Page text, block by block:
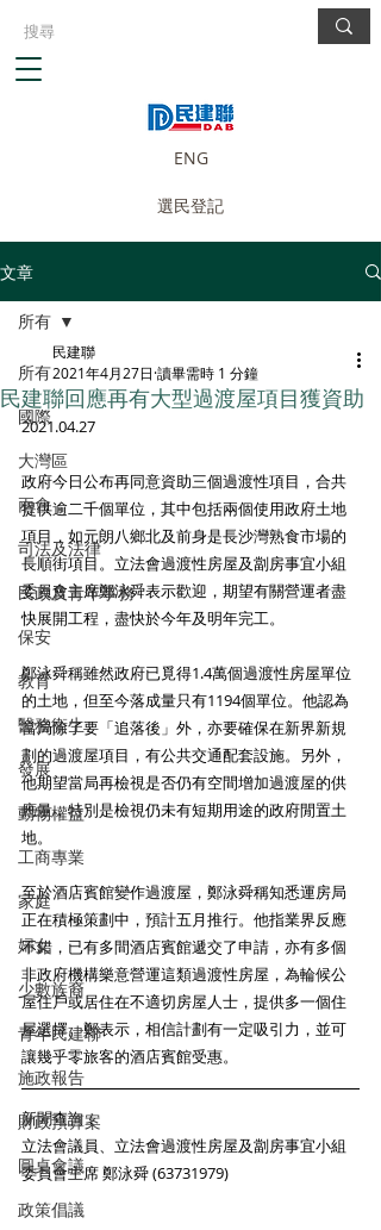
ENG
選民登記
文章
所有
國際
大灣區
兩會
司法及法律
民政及青年事務
保安
教育
醫務衛生
發展
動物權益
工商專業
家庭
婦女
少數族裔
青年民建聯
施政報告
財政預算案
圓桌會議
政策倡議
所有
民建聯回應再有大型過渡屋項目獲資助
民建聯
2021年4月27日 讀畢需時 1 分鐘
2021.04.27
政府今日公布再同意資助三個過渡性項目，合共
提供逾二千個單位，其中包括兩個使用政府土地
項目，如元朗八鄉北及前身是長沙灣熟食市場的
長順街項目。立法會過渡性房屋及劏房事宜小組
委員會主席鄭泳舜表示歡迎，期望有關營運者盡
快展開工程，盡快於今年及明年完工。
鄭泳舜稱雖然政府已覓得1.4萬個過渡性房屋單位
的土地，但至今落成量只有1194個單位。他認為
當局除了要「追落後」外，亦要確保在新界新規
劃的過渡屋項目，有公共交通配套設施。另外，
他期望當局再檢視是否仍有空間增加過渡屋的供
應量，特別是檢視仍未有短期用途的政府閒置土
地。
至於酒店賓館變作過渡屋，鄭泳舜稱知悉運房局
正在積極策劃中，預計五月推行。他指業界反應
不錯，已有多間酒店賓館遞交了申請，亦有多個
非政府機構樂意營運這類過渡性房屋，為輪候公
屋住戶或居住在不適切房屋人士，提供多一個住
屋選擇。鄭表示，相信計劃有一定吸引力，並可
讓幾乎零旅客的酒店賓館受惠。
新聞查詢：
立法會議員、立法會過渡性房屋及劏房事宜小組
委員會主席 鄭泳舜 (63731979)